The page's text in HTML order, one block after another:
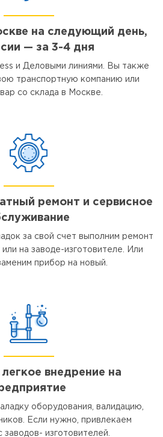
на следующий день,
— за 3-4 дня
и Деловыми линиями. Вы также
транспортную компанию или
со склада в Москве.
ремонт и сервисное
за свой счет выполним ремонт
на заводе-изготовителе. Или
прибор на новый.
внедрение на
оборудования, валидацию,
Если нужно, привлекаем
изготовителей.